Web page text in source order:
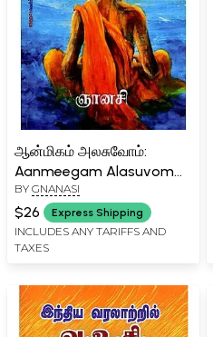
ஆன்மிகம் அலசுவோம்:
Aanmeegam Alasuvom
(Tamil)
BY GNANASI
$26 Express Shipping
INCLUDES ANY TARIFFS AND
TAXES